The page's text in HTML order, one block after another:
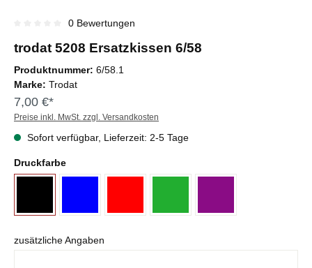
0 Bewertungen
trodat 5208 Ersatzkissen 6/58
Produktnummer: 6/58.1
Marke: Trodat
7,00 €*
Preise inkl. MwSt. zzgl. Versandkosten
Sofort verfügbar, Lieferzeit: 2-5 Tage
Druckfarbe
zusätzliche Angaben